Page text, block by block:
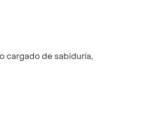
cargado de sabiduría,